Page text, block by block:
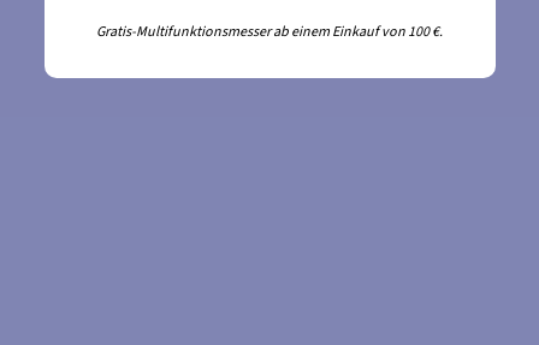
Gratis-Multifunktionsmesser ab einem Einkauf von 100 €.